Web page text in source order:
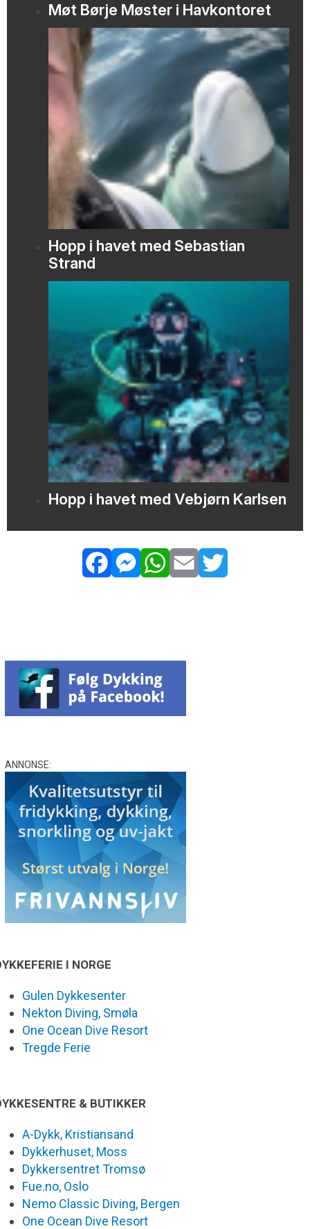
Møt Børje Møster i Havkontoret
Hopp i havet med Sebastian
Strand
Hopp i havet med Vebjørn Karlsen
ANNONSE:
I NORGE
Gulen Dykkesenter
Nekton Diving, Smøla
One Ocean Dive Resort
Tregde Ferie
& BUTIKKER
A-Dykk, Kristiansand
Dykkerhuset, Moss
Dykkersentret Tromsø
Fue.no, Oslo
Nemo Classic Diving, Bergen
One Ocean Dive Resort